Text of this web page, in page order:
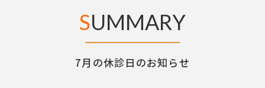
SUMMARY
7月の休診日のお知らせ